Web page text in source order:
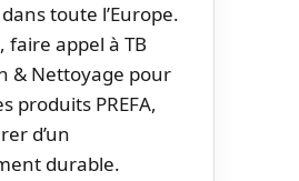
toute l’Europe.
faire appel à TB
& Nettoyage pour
produits PREFA,
d’un
durable.